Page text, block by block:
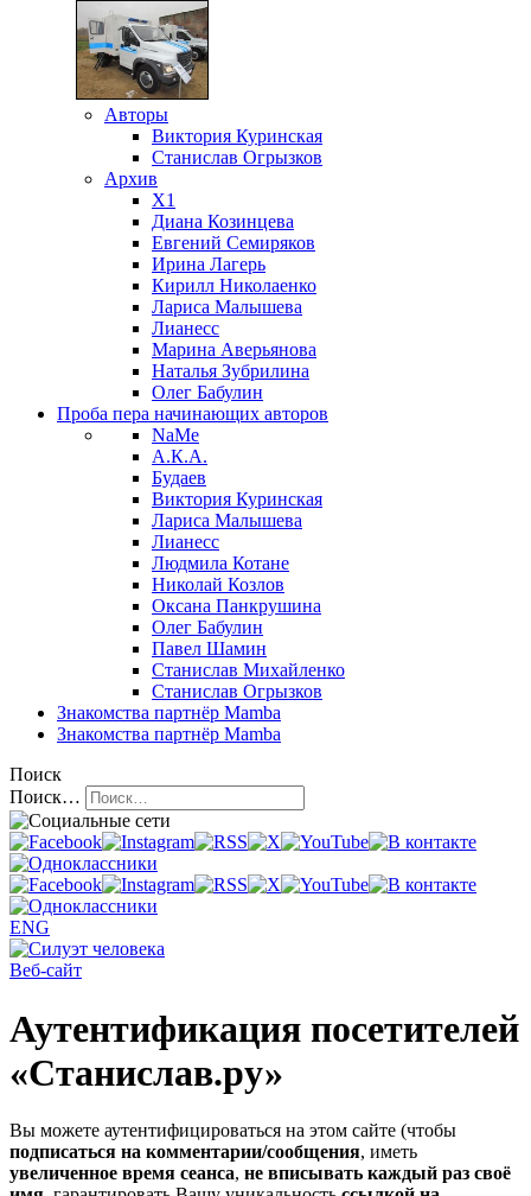
Авторы
Виктория Куринская
Станислав Огрызков
Архив
X1
Диана Козинцева
Евгений Семиряков
Ирина Лагерь
Кирилл Николаенко
Лариса Малышева
Лианесс
Марина Аверьянова
Наталья Зубрилина
Олег Бабулин
Проба пера начинающих авторов
NaMe
А.К.А.
Будаев
Виктория Куринская
Лариса Малышева
Лианесс
Людмила Котане
Николай Козлов
Оксана Панкрушина
Олег Бабулин
Павел Шамин
Станислав Михайленко
Станислав Огрызков
Знакомства партнёр Mamba
Знакомства партнёр Mamba
Поиск
Поиск…
ENG
Веб-сайт
Аутентификация посетителей
«Станислав.ру»
Вы можете аутентифицироваться на этом сайте (чтобы
подписаться на комментарии/сообщения, иметь
увеличенное время сеанса, не вписывать каждый раз своё